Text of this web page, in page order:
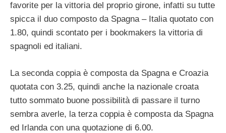
favorite per la vittoria del proprio girone, infatti su tutte
spicca il duo composto da Spagna – Italia quotato con
1.80, quindi scontato per i bookmakers la vittoria di
spagnoli ed italiani.
La seconda coppia è composta da Spagna e Croazia
quotata con 3.25, quindi anche la nazionale croata
tutto sommato buone possibilità di passare il turno
sembra averle, la terza coppia è composta da Spagna
ed Irlanda con una quotazione di 6.00.